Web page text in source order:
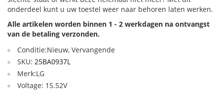
onderdeel kunt u uw toestel weer naar behoren laten werken.
Alle artikelen worden binnen 1 - 2 werkdagen na ontvangst
van de betaling verzonden.
Conditie:Nieuw, Vervangende
SKU: 25BA0937L
Merk:LG
Voltage: 15.52V